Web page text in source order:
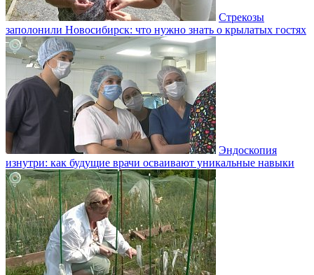
Стрекозы
заполонили Новосибирск: что нужно знать о крылатых гостях
Эндоскопия
изнутри: как будущие врачи осваивают уникальные навыки